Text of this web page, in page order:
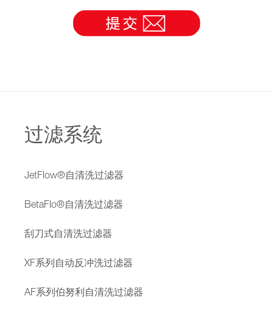
过滤系统
JetFlow®自清洗过滤器
BetaFlo®自清洗过滤器
刮刀式自清洗过滤器
XF系列自动反冲洗过滤器
AF系列伯努利自清洗过滤器